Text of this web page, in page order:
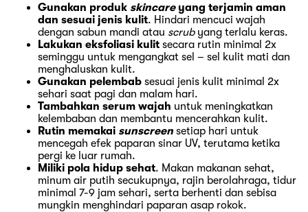
Gunakan produk skincare yang terjamin aman
dan sesuai jenis kulit. Hindari mencuci wajah
dengan sabun mandi atau scrubyang terlalu keras.
Lakukan eksfoliasi kulit secara rutin minimal 2x
seminggu untuk mengangkat sel – sel kulit mati dan
menghaluskan kulit.
Gunakan pelembab sesuai jenis kulit minimal 2x
sehari saat pagi dan malam hari.
Tambahkan serum wajah untuk meningkatkan
kelembaban dan membantu mencerahkan kulit.
Rutin memakai sunscreen setiap hari untuk
mencegah efek paparan sinar UV, terutama ketika
pergi ke luar rumah.
Miliki pola hidup sehat. Makan makanan sehat,
minum air putih secukupnya, rajin berolahraga, tidur
minimal 7-9 jam sehari, serta berhenti dan sebisa
mungkin menghindari paparan asap rokok.